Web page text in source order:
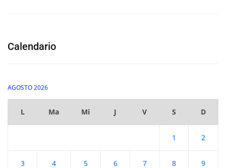
Calendario
AGOSTO 2026
L Ma Mi J V S D
1 2
3 4 5 6 7 8 9